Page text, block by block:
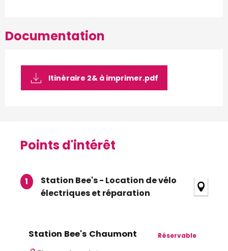
Documentation
Itinéraire 2& à imprimer.pdf
Points d'intérêt
Points d'intérêt
1
Station Bee's - Location de vélo
électriques et réparation
Station Bee's Chaumont Réservable